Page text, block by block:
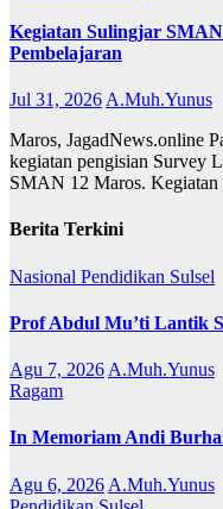
Kegiatan Sulingjar
Pembelajaran
Jul 31, 2026 A.Muh.Yunus
Maros, JagadNews.online
kegiatan pengisian Survey
SMAN 12 Maros. Kegiatan
Berita Terkini
Nasional Pendidikan Sulsel
Prof Abdul Mu’ti Lantik
Agu 7, 2026 A.Muh.Yunus
Ragam
In Memoriam Andi
Agu 6, 2026 A.Muh.Yunus